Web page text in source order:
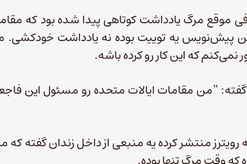
موقع مرگ یادداشت کوتاهی پیدا شده بود که
پیش‌نویس یه توییت بوده نه یادداشت خودکشی.
که این کار رو کرده باشه.
“من مقامات ایالات متحده رو مسئول این
رویترز منتشر کرده یه منبعی از داخل زندان گفته